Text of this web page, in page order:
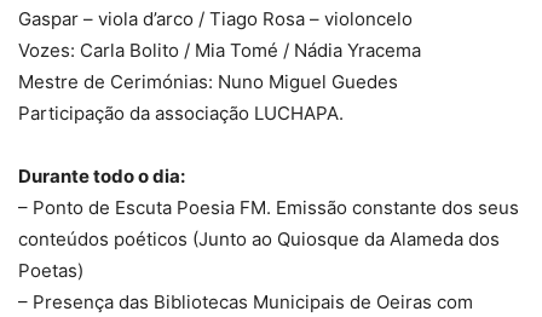
Gaspar – viola d’arco / Tiago Rosa – violoncelo
Vozes: Carla Bolito / Mia Tomé / Nádia Yracema
Mestre de Cerimónias: Nuno Miguel Guedes
Participação da associação LUCHAPA.
Durante todo o dia:
– Ponto de Escuta Poesia FM. Emissão constante dos seus
conteúdos poéticos (Junto ao Quiosque da Alameda dos
Poetas)
– Presença das Bibliotecas Municipais de Oeiras com